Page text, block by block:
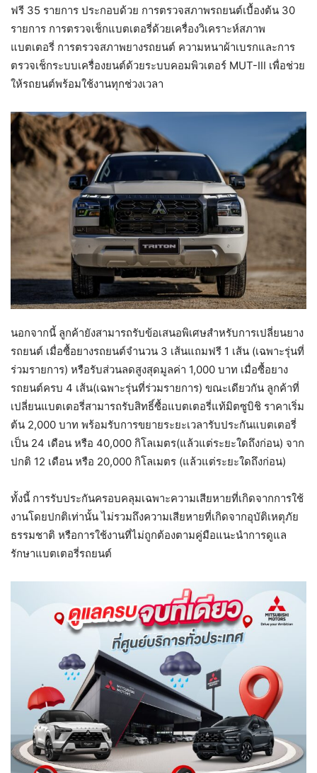
ฟรี 35 รายการ ประกอบด้วย การตรวจสภาพรถยนต์เบื้องต้น 30
รายการ การตรวจเช็กแบตเตอรี่ด้วยเครื่องวิเคราะห์สภาพ
แบตเตอรี่ การตรวจสภาพยางรถยนต์ ความหนาผ้าเบรกและการ
ตรวจเช็กระบบเครื่องยนต์ด้วยระบบคอมพิวเตอร์ MUT-III เพื่อช่วย
ให้รถยนต์พร้อมใช้งานทุกช่วงเวลา
นอกจากนี้ ลูกค้ายังสามารถรับข้อเสนอพิเศษสำหรับการเปลี่ยนยาง
รถยนต์ เมื่อซื้อยางรถยนต์จำนวน 3 เส้นแถมฟรี 1 เส้น (เฉพาะรุ่นที่
ร่วมรายการ) หรือรับส่วนลดสูงสุดมูลค่า 1,000 บาท เมื่อซื้อยาง
รถยนต์ครบ 4 เส้น(เฉพาะรุ่นที่ร่วมรายการ) ขณะเดียวกัน ลูกค้าที่
เปลี่ยนแบตเตอรี่สามารถรับสิทธิ์ซื้อแบตเตอรี่แท้มิตซูบิชิ ราคาเริ่ม
ต้น 2,000 บาท พร้อมรับการขยายระยะเวลารับประกันแบตเตอรี่
เป็น 24 เดือน หรือ 40,000 กิโลเมตร(แล้วแต่ระยะใดถึงก่อน) จาก
ปกติ 12 เดือน หรือ 20,000 กิโลเมตร (แล้วแต่ระยะใดถึงก่อน)
ทั้งนี้ การรับประกันครอบคลุมเฉพาะความเสียหายที่เกิดจากการใช้
งานโดยปกติเท่านั้น ไม่รวมถึงความเสียหายที่เกิดจากอุบัติเหตุภัย
ธรรมชาติ หรือการใช้งานที่ไม่ถูกต้องตามคู่มือแนะนำการดูแล
รักษาแบตเตอรี่รถยนต์